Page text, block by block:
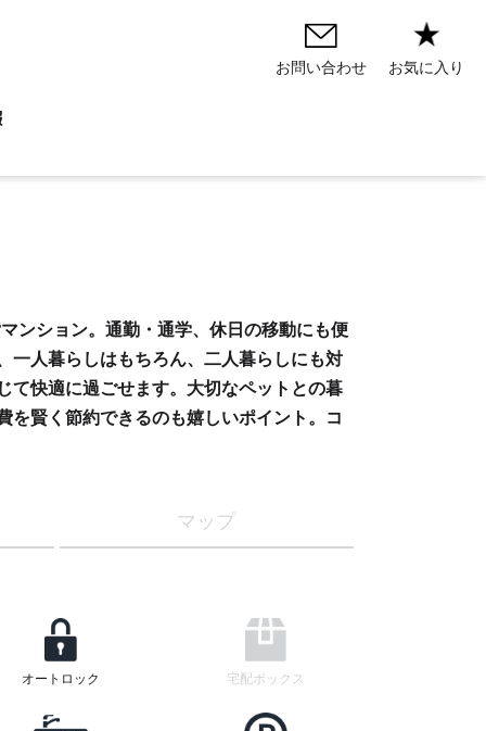
お問い合わせ お気に入り
ンション。通勤・通学、休日の移動にも便
一人暮らしはもちろん、二人暮らしにも対
て快適に過ごせます。大切なペットとの暮
を賢く節約できるのも嬉しいポイント。コ
マップ
オートロック 宅配ボックス